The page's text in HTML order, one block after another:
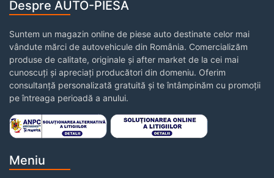
Despre AUTO-PIESA
Suntem un magazin online de piese auto destinate celor mai
vândute mărci de autovehicule din România. Comercializăm
produse de calitate, originale și after market de la cei mai
cunoscuți și apreciați producători din domeniu. Oferim
consultanță personalizată gratuită și te întâmpinăm cu promoții
pe întreaga perioadă a anului.
Meniu